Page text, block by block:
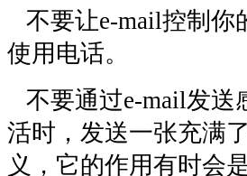
不要让e-mail控制你
使用电话。
不要通过e-mail发送
活时，发送一张充满
义，它的作用有时会